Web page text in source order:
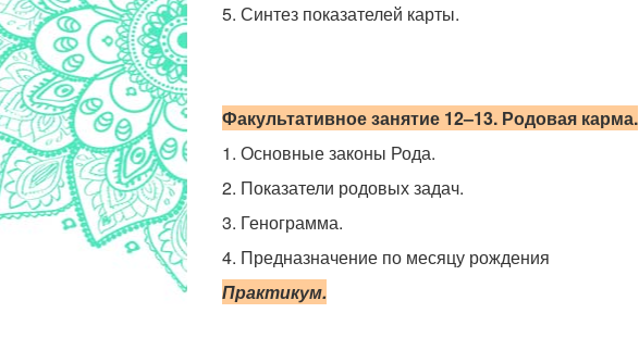
5. Синтез показателей карты.
Факультативноезанятие 12–13. Родовая карма.
1. Основные законы Рода.
2. Показатели родовых задач.
3. Генограмма.
4. Предназначение по месяцу рождения
Практикум.